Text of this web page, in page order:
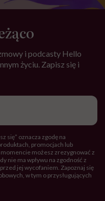
i podcasty Hello
życiu. Zapisz się i
się” oznacza zgodę na
promocjach lub
możesz zrezygnować z
nie ma wpływu na zgodność z
jej wycofaniem. Zapoznaj się
w tym o przysługujących